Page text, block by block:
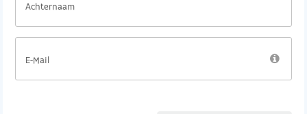
Achternaam
E-Mail